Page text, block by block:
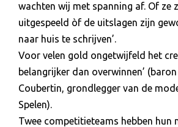
wachten wij met spanning af. Of ze
uitgespeeld òf de uitslagen zijn
naar huis te schrijven’.
Voor velen gold ongetwijfeld het
belangrijker dan overwinnen’
Coubertin, grondlegger van de
Spelen).
Twee competitieteams hebben hun